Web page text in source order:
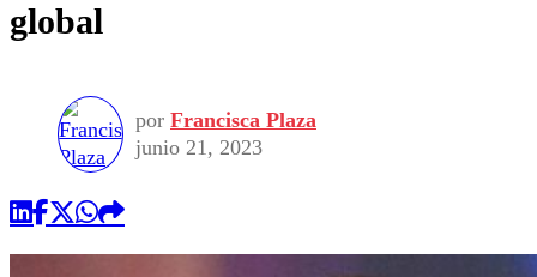
global
por Francisca Plaza
junio 21, 2023